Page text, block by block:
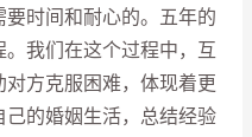
时间和耐心的。五年的
我们在这个过程中，互
方克服困难，体现着更
的婚姻生活，总结经验